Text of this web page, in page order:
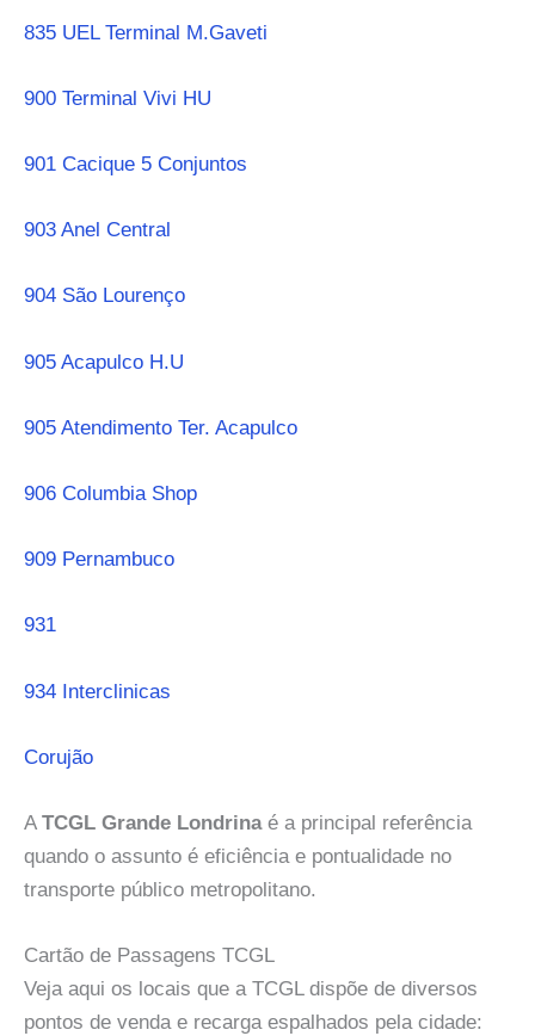
835 UEL Terminal M.Gaveti
900 Terminal Vivi HU
901 Cacique 5 Conjuntos
903 Anel Central
904 São Lourenço
905 Acapulco H.U
905 Atendimento Ter. Acapulco
906 Columbia Shop
909 Pernambuco
931
934 Interclinicas
Corujão
A TCGL Grande Londrinaé a principal referência
quando o assunto é eficiência e pontualidade no
transporte público metropolitano.
Cartão de Passagens TCGL
Veja aqui os locais que a TCGL dispõe de diversos
pontos de venda e recarga espalhados pela cidade: